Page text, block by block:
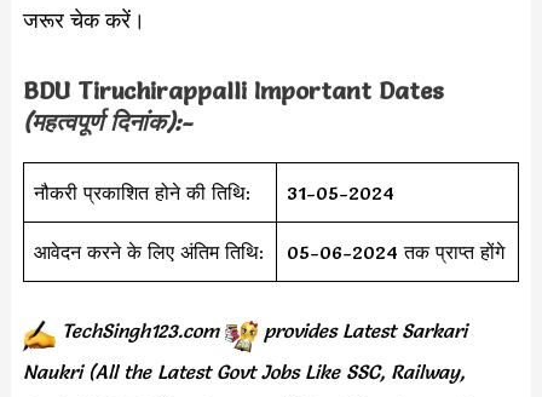
जरूर चेक करें।
BDU Tiruchirappalli Important Dates
(महत्वपूर्ण दिनांक):-
नौकरी प्रकाशित होने की तिथि: 31-05-2024
आवेदन करने के लिए अंतिम तिथि: 05-06-2024 तक प्राप्त होंगे
TechSingh123.com provides Latest Sarkari
Naukri (All the Latest Govt Jobs Like SSC, Railway,